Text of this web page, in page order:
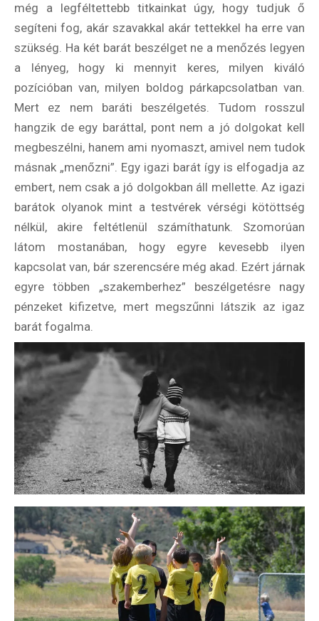
még a legféltettebb titkainkat úgy, hogy tudjuk ő
segíteni fog, akár szavakkal akár tettekkel ha erre van
szükség. Ha két barát beszélget ne a menőzés legyen
a lényeg, hogy ki mennyit keres, milyen kiváló
pozícióban van, milyen boldog párkapcsolatban van.
Mert ez nem baráti beszélgetés. Tudom rosszul
hangzik de egy baráttal, pont nem a jó dolgokat kell
megbeszélni, hanem ami nyomaszt, amivel nem tudok
másnak „menőzni”. Egy igazi barát így is elfogadja az
embert, nem csak a jó dolgokban áll mellette. Az igazi
barátok olyanok mint a testvérek vérségi kötöttség
nélkül, akire feltétlenül számíthatunk. Szomorúan
látom mostanában, hogy egyre kevesebb ilyen
kapcsolat van, bár szerencsére még akad. Ezért járnak
egyre többen „szakemberhez” beszélgetésre nagy
pénzeket kifizetve, mert megszűnni látszik az igaz
barát fogalma.